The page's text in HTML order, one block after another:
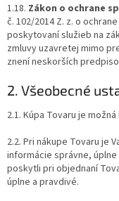
1.18. Zákon o ochrane
č. 102/2014 Z. z. o
poskytovaní služieb na
zmluvy uzavretej mimo
znení neskorších
2. Všeobecné
2.1. Kúpa Tovaru je
2.2. Pri nákupe Tovaru je
informácie správne,
poskytli pri objednaní
úplne a pravdivé.